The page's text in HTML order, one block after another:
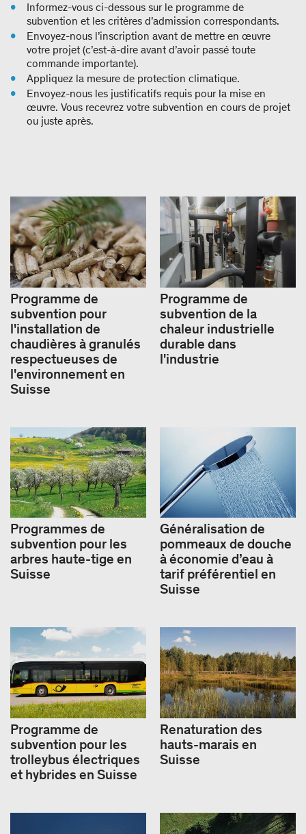
Informez-vous ci-dessous sur le programme de
subvention et les critères d’admission correspondants.
Envoyez-nous l’inscription avant de mettre en œuvre
votre projet (c’est-à-dire avant d’avoir passé toute
commande importante).
Appliquez la mesure de protection climatique.
Envoyez-nous les justificatifs requis pour la mise en
œuvre. Vous recevrez votre subvention en cours de projet
ou juste après.
Programme de
subvention pour
l'installation de
chaudières à granulés
respectueuses de
l'environnement en
Suisse
Programme de
subvention de la
chaleur industrielle
durable dans
l'industrie
Programmes de
subvention pour les
arbres haute-tige en
Suisse
Généralisation de
pommeaux de douche
à économie d’eau à
tarif préférentiel en
Suisse
Programme de
subvention pour les
trolleybus électriques
et hybrides en Suisse
Renaturation des
hauts-​marais en
Suisse